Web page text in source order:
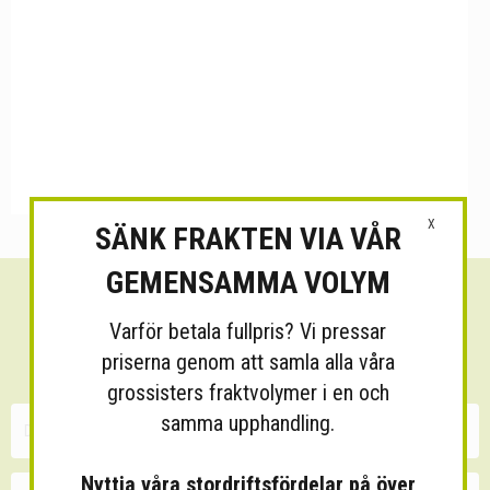
Sänk dina fraktkostnader!
30 minuters kostnadsfri konsultation
X
SÄNK FRAKTEN VIA VÅR
GEMENSAMMA VOLYM
Varför betala fullpris? Vi pressar
priserna genom att samla alla våra
grossisters fraktvolymer i en och
samma upphandling.
Nyttja våra stordriftsfördelar på över